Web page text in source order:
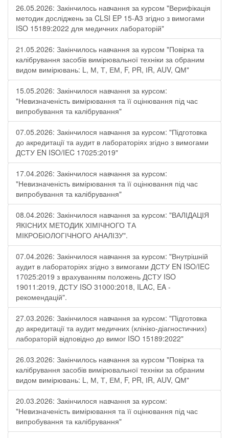
26.05.2026: Закінчилось навчання за курсом "Верифікація
методик досліджень за CLSI EP 15-A3 згідно з вимогами
ISO 15189:2022 для медичних лабораторій"
21.05.2026: Закінчилось навчання за курсом "Повірка та
калібрування засобів вимірювальної техніки за обраним
видом вимірювань: L, М, Т, ЕМ, F, РR, ІR, АUV, QМ"
15.05.2026: Закінчилося навчання за курсом:
"Невизначеність вимірювання та її оцінювання під час
випробування та калібрування"
07.05.2026: Закінчилося навчання за курсом: "Підготовка
до акредитації та аудит в лабораторіях згідно з вимогами
ДСТУ EN ISO/IEC 17025:2019"
17.04.2026: Закінчилося навчання за курсом:
"Невизначеність вимірювання та її оцінювання під час
випробування та калібрування"
08.04.2026: Закінчилося навчання за курсом: "ВАЛІДАЦІЯ
ЯКІСНИХ МЕТОДИК ХІМІЧНОГО ТА
МІКРОБІОЛОГІЧНОГО АНАЛІЗУ".
07.04.2026: Закінчилося навчання за курсом: "Внутрішній
аудит в лабораторіях згідно з вимогами ДСТУ EN ISO/IEC
17025:2019 з врахуванням положень ДСТУ ISO
19011:2019, ДСТУ ISO 31000:2018, ILAC, EA -
рекомендацій".
27.03.2026: Закінчилося навчання за курсом: "Підготовка
до акредитації та аудит медичних (клініко-діагностичних)
лабораторій відповідно до вимог ISO 15189:2022"
26.03.2026: Закінчилось навчання за курсом "Повірка та
калібрування засобів вимірювальної техніки за обраним
видом вимірювань: L, М, Т, ЕМ, F, РR, ІR, АUV, QМ"
20.03.2026: Закінчилося навчання за курсом:
"Невизначеність вимірювання та її оцінювання під час
випробування та калібрування"